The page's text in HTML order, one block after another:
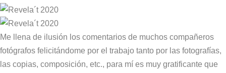
Me llena de ilusión los comentarios de muchos compañeros
fotógrafos felicitándome por el trabajo tanto por las fotografías,
las copias, composición, etc., para mí es muy gratificante que